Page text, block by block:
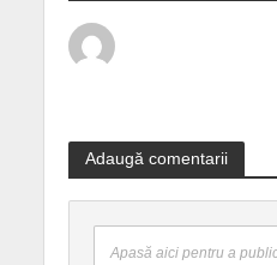
Adaugă comentarii
Apasă aici pentru a